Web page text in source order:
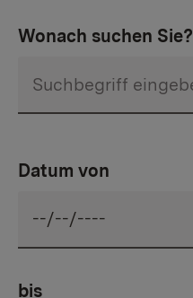
Wonach suchen Sie?
Datum von
bis